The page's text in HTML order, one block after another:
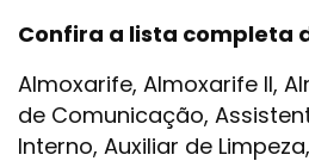
Confira a lista completa
Almoxarife, Almoxarife II,
de Comunicação,
Interno, Auxiliar de